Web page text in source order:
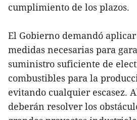
cumplimiento de los plazos.
El Gobierno demandó
medidas necesarias para
suministro suficiente de
combustibles para la
evitando cualquier escasez.
deberán resolver los